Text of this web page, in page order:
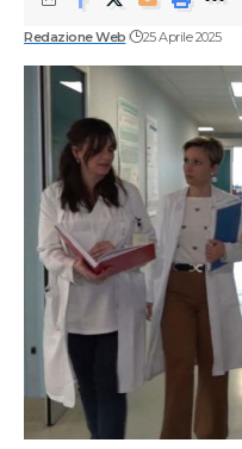
Redazione Web 25 Aprile 2025